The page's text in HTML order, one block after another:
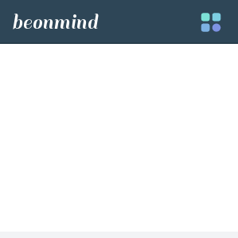
Toggle
beonmind